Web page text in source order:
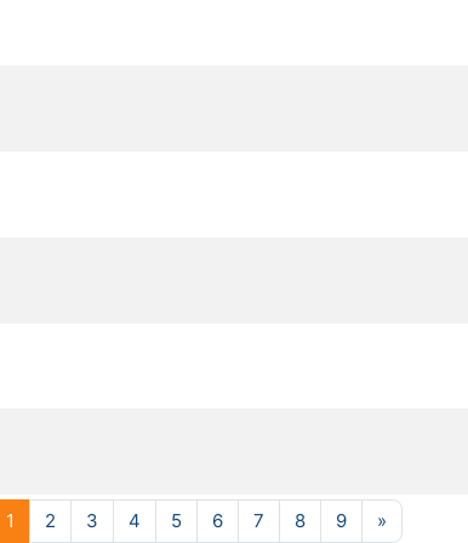
1 Pagina 1
2 Pagina 2
3 Pagina 3
4 Pagina 4
5 Pagina 5
6Pagina 6
7 Pagina 7
8Pagina 8
9Pagina 9
»